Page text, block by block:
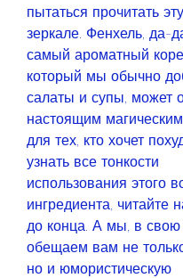
пытаться прочитать
зеркале. Фенхель, да-
самый ароматный
который мы обычно
салаты и супы, может
настоящим
для тех, кто хочет
узнать все тонкости
использования этого
ингредиента, читайте
до конца. А мы, в свою
обещаем вам не
но и юмористическую